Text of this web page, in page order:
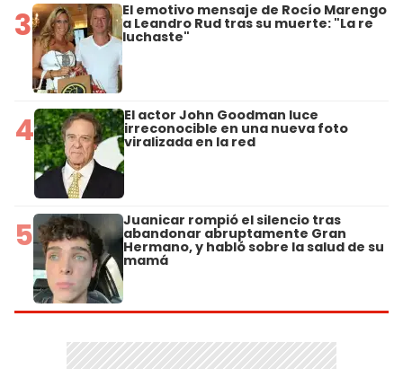
3 El emotivo mensaje de Rocío Marengo
a Leandro Rud tras su muerte: "La re
luchaste"
4 El actor John Goodman luce
irreconocible en una nueva foto
viralizada en la red
5 Juanicar rompió el silencio tras
abandonar abruptamente Gran
Hermano, y habló sobre la salud de su
mamá